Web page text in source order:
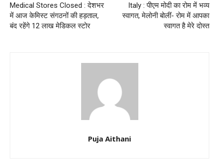
Medical Stores Closed : देशभर
में आज केमिस्ट संगठनों की हड़ताल,
बंद रहेंगे 12 लाख मेडिकल स्टोर
Italy : पीएम मोदी का रोम में भव्य
स्वागत, मेलोनी बोलीं- रोम में आपका
स्वागत है मेरे दोस्त
Puja Aithani